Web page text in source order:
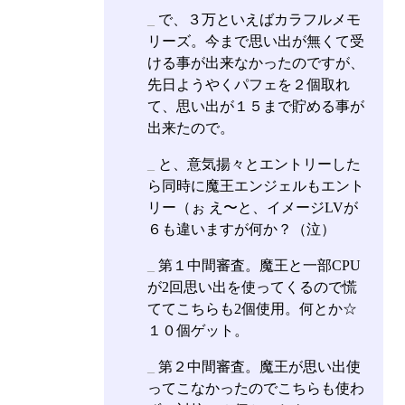
で、３万といえばカラフルメモ
リーズ。今まで思い出が無くて受
ける事が出来なかったのですが、
先日ようやくパフェを２個取れ
て、思い出が１５まで貯める事が
出来たので。
と、意気揚々とエントリーした
ら同時に魔王エンジェルもエント
リー（ぉ え〜と、イメージLVが
６も違いますが何か？（泣）
第１中間審査。魔王と一部CPU
が2回思い出を使ってくるので慌
ててこちらも2個使用。何とか☆
１０個ゲット。
第２中間審査。魔王が思い出使
ってこなかったのでこちらも使わ